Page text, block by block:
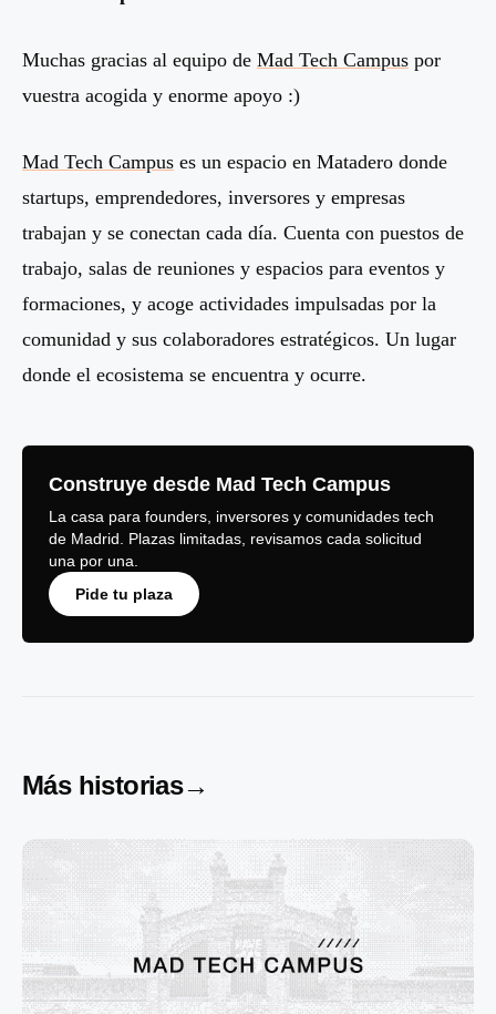
Muchas gracias al equipo de Mad Tech Campus por
vuestra acogida y enorme apoyo :)
Mad Tech Campus es un espacio en Matadero donde
startups, emprendedores, inversores y empresas
trabajan y se conectan cada día. Cuenta con puestos de
trabajo, salas de reuniones y espacios para eventos y
formaciones, y acoge actividades impulsadas por la
comunidad y sus colaboradores estratégicos. Un lugar
donde el ecosistema se encuentra y ocurre.
Construye desde Mad Tech Campus
La casa para founders, inversores y comunidades tech
de Madrid. Plazas limitadas, revisamos cada solicitud
una por una.
Pide tu plaza
Más historias→